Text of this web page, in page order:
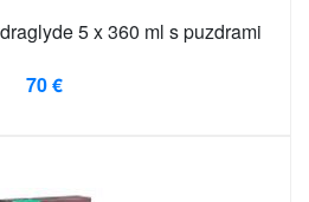
5 x 360 ml s puzdrami
70 €